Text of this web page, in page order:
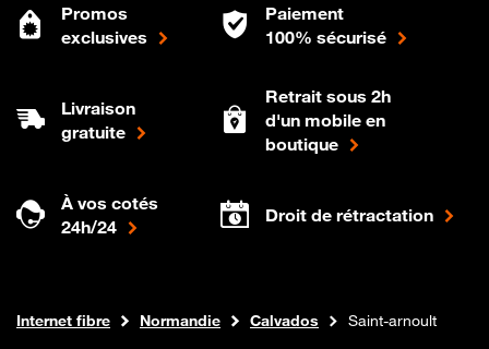
Promos
exclusives
Paiement
100% sécurisé
Livraison
gratuite
Retrait sous 2h
d'un mobile en
boutique
À vos cotés
24h/24
Droit de rétractation
Boutique Orange
Internet fibre Normandie Calvados Saint-arnoult